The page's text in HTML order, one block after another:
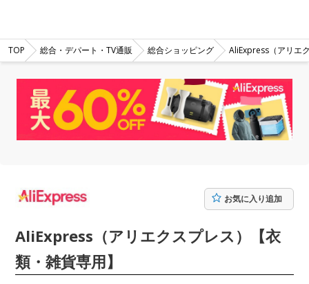
TOP 総合・デパート・TV通販 総合ショッピング AliExpress（アリエ
お気に入り追加
AliExpress（アリエクスプレス）【衣
類・雑貨専用】